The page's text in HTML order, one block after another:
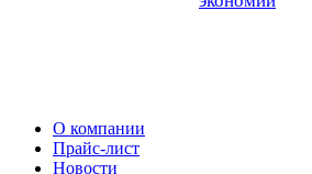
О компании
Прайс-лист
Новости